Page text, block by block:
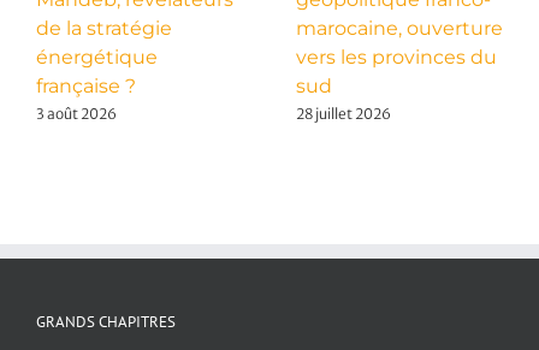
de la stratégie
énergétique
française ?
3 août 2026
marocaine, ouverture
vers les provinces du
sud
28 juillet 2026
GRANDS CHAPITRES